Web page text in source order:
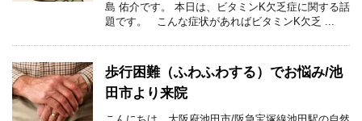
島 佑介です。 本日は、ビタミンK欠乏症に関する話
題です。 こんな症状があればビタミンK欠乏 ...
歩行困難（ふわふわする）でお悩み/池
田市より来院